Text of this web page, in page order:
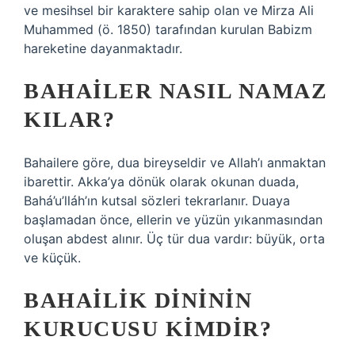
ve mesihsel bir karaktere sahip olan ve Mirza Ali
Muhammed (ö. 1850) tarafından kurulan Babizm
hareketine dayanmaktadır.
BAHAILER NASIL NAMAZ
KILAR?
Bahailere göre, dua bireyseldir ve Allah’ı anmaktan
ibarettir. Akka’ya dönük olarak okunan duada,
Bahá’u’lláh’ın kutsal sözleri tekrarlanır. Duaya
başlamadan önce, ellerin ve yüzün yıkanmasından
oluşan abdest alınır. Üç tür dua vardır: büyük, orta
ve küçük.
BAHAILIK DINININ
KURUCUSU KIMDIR?